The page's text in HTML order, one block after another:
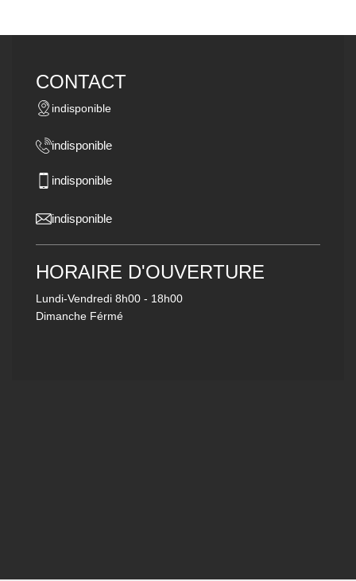
CONTACT
indisponible
indisponible
indisponible
indisponible
HORAIRE D'OUVERTURE
Lundi-Vendredi 8h00 - 18h00
Dimanche Férmé